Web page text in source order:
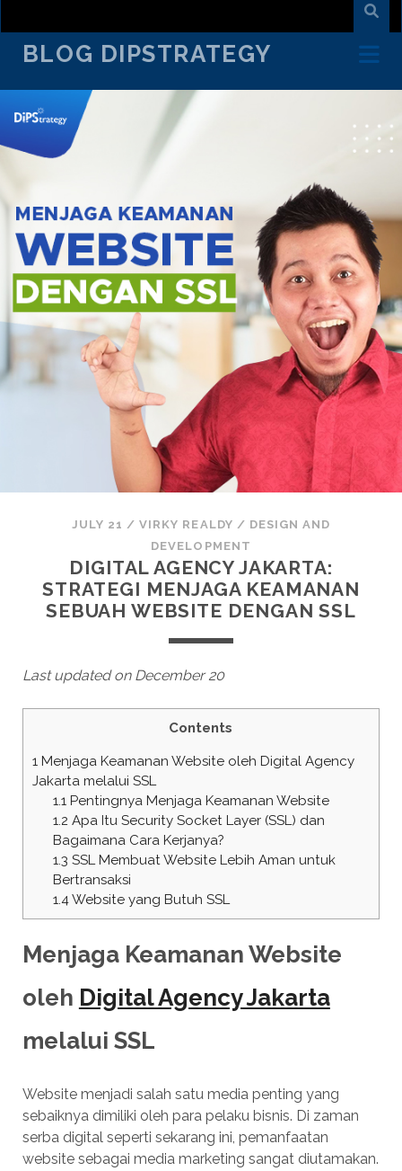
BLOG DIPSTRATEGY
JULY 21 /VIRKY REALDY / DESIGN AND
DEVELOPMENT
DIGITAL AGENCY JAKARTA:
STRATEGI MENJAGA KEAMANAN
SEBUAH WEBSITE DENGAN SSL
Last updated on December 20
Contents
1Menjaga Keamanan Website oleh Digital Agency
Jakarta melalui SSL
1.1Pentingnya Menjaga Keamanan Website
1.2 Apa Itu Security Socket Layer (SSL) dan
Bagaimana Cara Kerjanya?
1.3 SSL Membuat Website Lebih Aman untuk
Bertransaksi
1.4Website yang Butuh SSL
Menjaga Keamanan Website
oleh Digital Agency Jakarta
melalui SSL
Website menjadi salah satu media penting yang
sebaiknya dimiliki oleh para pelaku bisnis. Di zaman
serba digital seperti sekarang ini, pemanfaatan
website sebagai media marketing sangat diutamakan.